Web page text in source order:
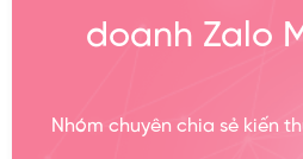
doanh Zalo
Nhóm chuyên chia sẻ kiến